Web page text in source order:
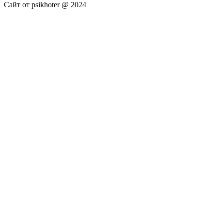
Сайт от psikhoter @ 2024